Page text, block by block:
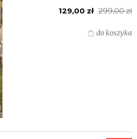
129,00 zł 299,00 zł
do koszyka